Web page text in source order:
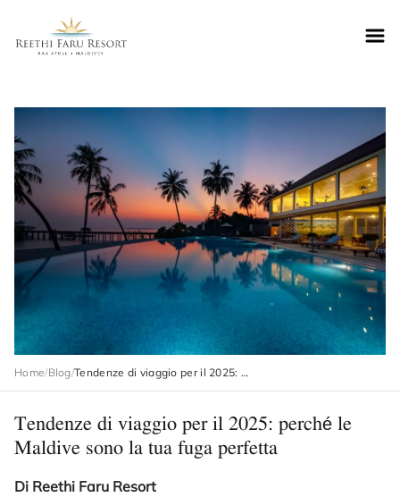
Reethifaru home
Home/Blog/ Tendenze di viaggio per il 2025: perché le Maldive sono la tua fuga perfetta
Tendenze di viaggio per il 2025: perché le
Maldive sono la tua fuga perfetta
Di Reethi Faru Resort